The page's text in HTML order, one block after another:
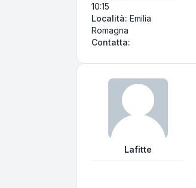
10:15
Località: Emilia
Romagna
Contatta:
Lafitte